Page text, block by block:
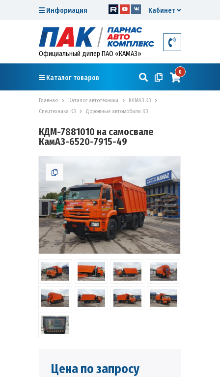
Кабинет
Информация
Официальный дилер ПАО «КАМАЗ»
Каталог товаров
0
Главная Каталог автотехники
КАМАЗ К3
Спецтехника К3
Дорожные автомобили К3
КДМ-7881010 на самосвале
КамАЗ-6520-7915-49
Цена по запросу